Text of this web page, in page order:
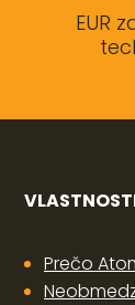
EUR
Prečo